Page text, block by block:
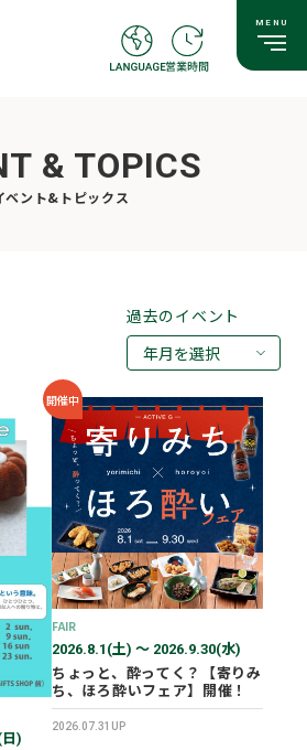
& TOPICS
ベント&トピックス
過去のイベント
年月を選択
2026年07月
2026年05月
2026年03月
2026年02月
2025年12月
2025年11月
2025年10月
)
開催中
FAIR
2026.8.1(土) 〜 2026.9.30(水)
ちょっと、酔ってく？【寄りみ
ち、ほろ酔いフェア】開催！
2026.07.31UP